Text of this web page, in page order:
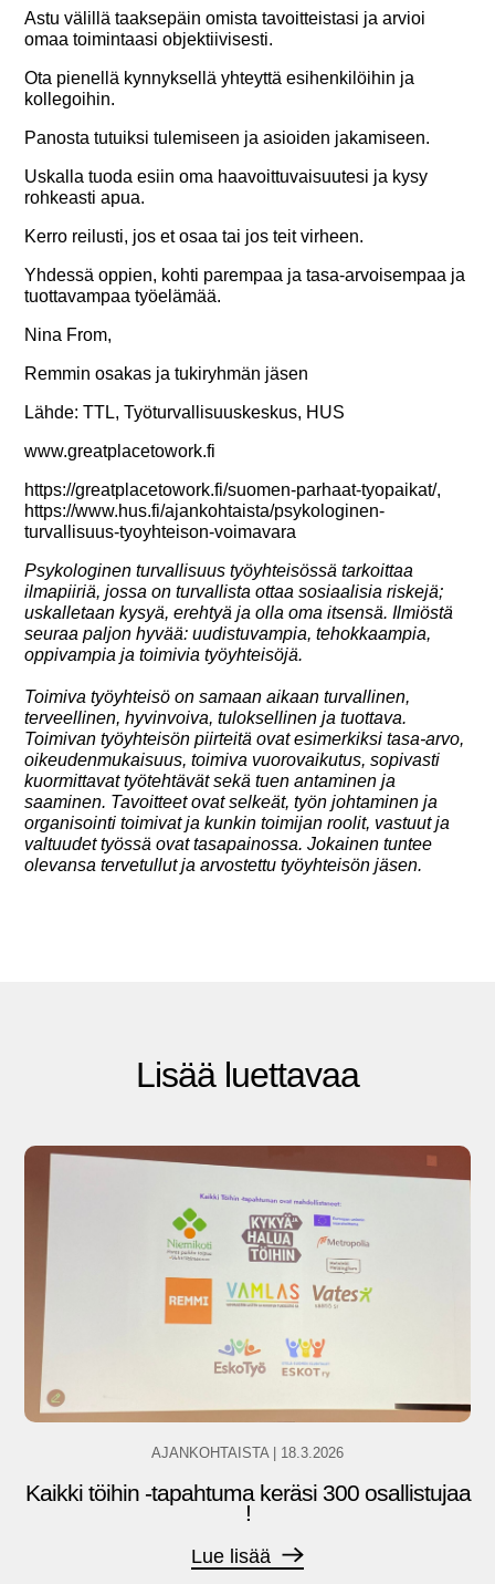
Astu välillä taaksepäin omista tavoitteistasi ja arvioi
omaa toimintaasi objektiivisesti.
Ota pienellä kynnyksellä yhteyttä esihenkilöihin ja
kollegoihin.
Panosta tutuiksi tulemiseen ja asioiden jakamiseen.
Uskalla tuoda esiin oma haavoittuvaisuutesi ja kysy
rohkeasti apua.
Kerro reilusti, jos et osaa tai jos teit virheen.
Yhdessä oppien, kohti parempaa ja tasa-arvoisempaa ja
tuottavampaa työelämää.
Nina From,
Remmin osakas ja tukiryhmän jäsen
Lähde: TTL, Työturvallisuuskeskus, HUS
www.greatplacetowork.fi
https://greatplacetowork.fi/suomen-parhaat-tyopaikat/,
https://www.hus.fi/ajankohtaista/psykologinen-
turvallisuus-tyoyhteison-voimavara
Psykologinen turvallisuus työyhteisössä tarkoittaa
ilmapiiriä, jossa on turvallista ottaa sosiaalisia riskejä;
uskalletaan kysyä, erehtyä ja olla oma itsensä. Ilmiöstä
seuraa paljon hyvää: uudistuvampia, tehokkaampia,
oppivampia ja toimivia työyhteisöjä.
Toimiva työyhteisö on samaan aikaan turvallinen,
terveellinen, hyvinvoiva, tuloksellinen ja tuottava.
Toimivan työyhteisön piirteitä ovat esimerkiksi tasa-arvo,
oikeudenmukaisuus, toimiva vuorovaikutus, sopivasti
kuormittavat työtehtävät sekä tuen antaminen ja
saaminen. Tavoitteet ovat selkeät, työn johtaminen ja
organisointi toimivat ja kunkin toimijan roolit, vastuut ja
valtuudet työssä ovat tasapainossa. Jokainen tuntee
olevansa tervetullut ja arvostettu työyhteisön jäsen.
Lisää luettavaa
AJANKOHTAISTA 18.3.2026
Kaikki töihin -tapahtuma keräsi 300 osallistujaa
!
Lue lisää